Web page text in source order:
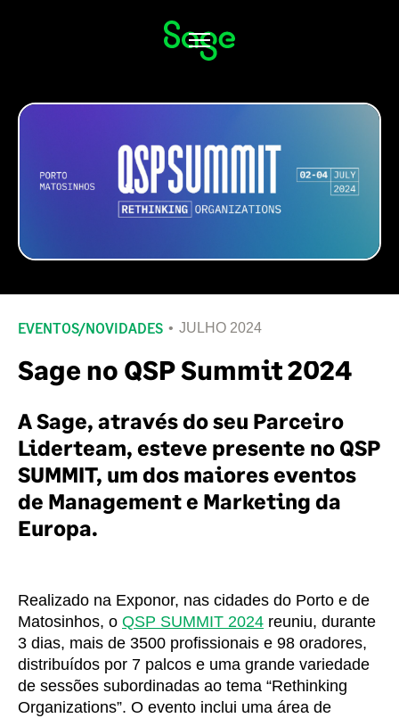
Alternar
navegação
EVENTOS/NOVIDADES JULHO 2024
Sage no QSP Summit 2024
A Sage, através do seu Parceiro
Liderteam, esteve presente no QSP
SUMMIT, um dos maiores eventos
de Management e Marketing da
Europa.
Realizado na Exponor, nas cidades do Porto e de
Matosinhos, o QSP SUMMIT 2024 reuniu, durante
3 dias, mais de 3500 profissionais e 98 oradores,
distribuídos por 7 palcos e uma grande variedade
de sessões subordinadas ao tema “Rethinking
Organizations”. O evento inclui uma área de